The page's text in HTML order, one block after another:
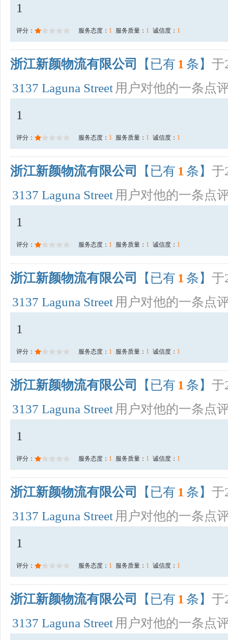
1
评分： 服务态度： 1 服务质量： 1 诚信度： 1
浙江新颜物流有限公司 【已有 1 条】 于
3137 Laguna Street 用户对他的一条点
1
评分： 服务态度： 1 服务质量： 1 诚信度： 1
浙江新颜物流有限公司 【已有 1 条】 于
3137 Laguna Street 用户对他的一条点
1
评分： 服务态度： 1 服务质量： 1 诚信度： 1
浙江新颜物流有限公司 【已有 1 条】 于
3137 Laguna Street 用户对他的一条点
1
评分： 服务态度： 1 服务质量： 1 诚信度： 1
浙江新颜物流有限公司 【已有 1 条】 于
3137 Laguna Street 用户对他的一条点
1
评分： 服务态度： 1 服务质量： 1 诚信度： 1
浙江新颜物流有限公司 【已有 1 条】 于
3137 Laguna Street 用户对他的一条点
1
评分： 服务态度： 1 服务质量： 1 诚信度： 1
浙江新颜物流有限公司 【已有 1 条】 于
3137 Laguna Street 用户对他的一条点